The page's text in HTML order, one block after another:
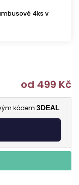
4ks v
od 499 Kč
kódem 3DEAL